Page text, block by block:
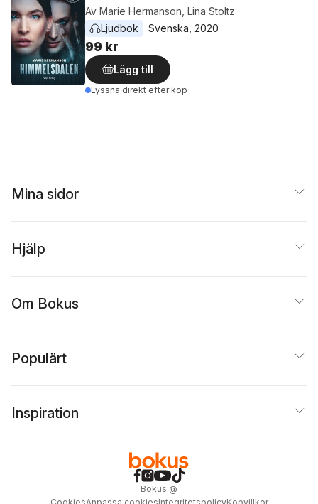
Av Marie Hermanson Lina Stoltz
Ljudbok
Svenska 2020
99 kr
Lägg till
Lyssna direkt efter köp
Mina sidor
Hjälp
Om Bokus
Populärt
Inspiration
Bokus @